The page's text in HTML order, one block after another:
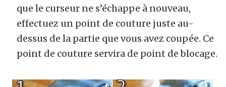
que le curseur ne s’échappe à nouveau,
effectuez un point de couture juste au-
dessus de la partie que vous avez coupée. Ce
point de couture servira de point de blocage.